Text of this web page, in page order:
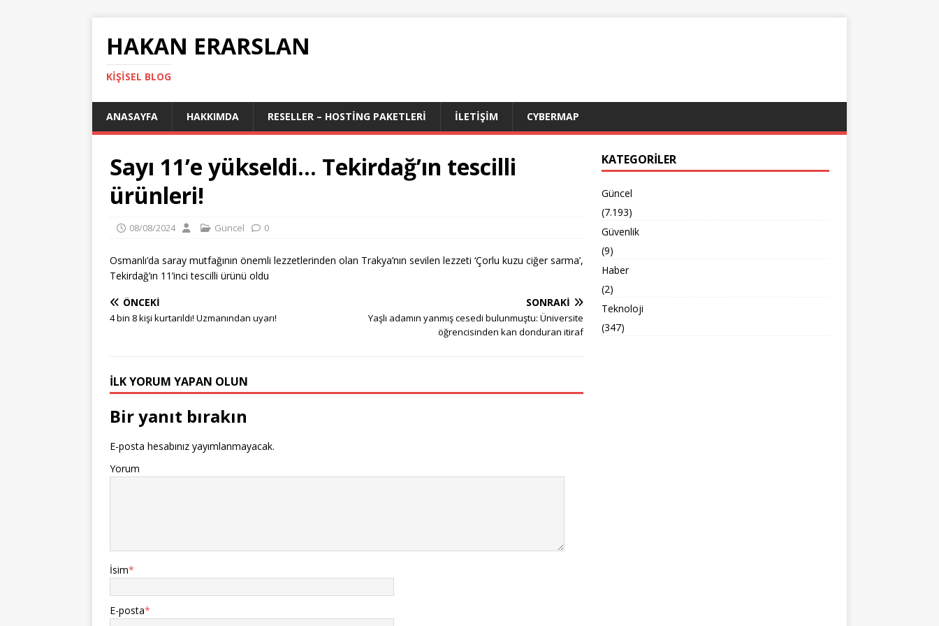
HAKAN ERARSLAN
KIŞISEL BLOG
ANASAYFA HAKKIMDA RESELLER – HOSTING PAKETLERI İLETIŞIM CYBERMAP
Sayı 11’e yükseldi… Tekirdağ’ın tescilli
ürünleri!
08/08/2024 Güncel 0
Osmanlı’da saray mutfağının önemli lezzetlerinden olan Trakya’nın sevilen lezzeti ‘Çorlu kuzu ciğer sarma’,
Tekirdağ’ın 11’inci tescilli ürünü oldu
ÖNCEKI
4 bin 8 kişi kurtarıldı! Uzmanından uyarı!
SONRAKI
Yaşlı adamın yanmış cesedi bulunmuştu: Üniversite
öğrencisinden kan donduran itiraf
İLK YORUM YAPAN OLUN
Bir yanıt bırakın
E-posta hesabınız yayımlanmayacak.
Yorum
İsim*
E-posta*
KATEGORILER
Güncel
(7.193)
Güvenlik
(9)
Haber
(2)
Teknoloji
(347)